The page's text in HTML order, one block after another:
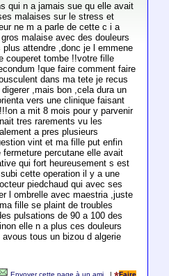
qui n a jamais sue qu elle avait
malaises sur le stress et
ne m a parle de cette c i a
malaise avec des douleurs
attendre ,donc je l emmene
couperet tombe !!votre fille
!que faire comment faire
dans ma tete je recus
,mais bon ,cela dura un
vers une clinique faisant
a mit 8 mois pour y parvenir
tres rarements vu les
a pres plusieurs
vint et ma fille put enfin
percutane elle avait
qui fort heureusement s est
cette operation il y a une
piedchaud qui avec ses
l ombrelle avec maestria ,juste
fille se plaint de troubles
pulsations de 90 a 100 des
elle n a plus ces douleurs
tous un bizou d algerie